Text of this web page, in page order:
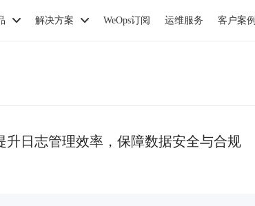
解决方案 WeOps订阅 运维服务 客户案例
升日志管理效率，保障数据安全与合规